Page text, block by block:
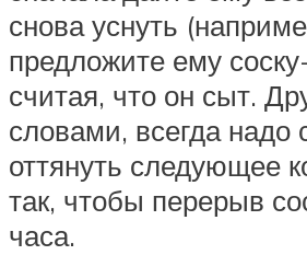
снова уснуть
предложите ему
считая, что он сыт.
словами, всегда надо
оттянуть следующее
так, чтобы перерыв
часа.